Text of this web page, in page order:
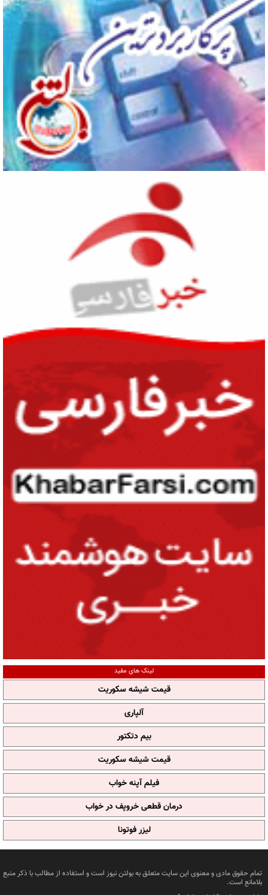
لینک های مفید
قیمت شیشه سکوریت
آلپاری
بیم دتکتور
قیمت شیشه سکوریت
فیلم آپنه خواب
درمان قطعی خروپف در خواب
لیزر فوتونا
تمام حقوق مادی و معنوی این سایت متعلق به بولتن نیوز است و استفاده از مطالب با ذکر منبع
بلامانع است.